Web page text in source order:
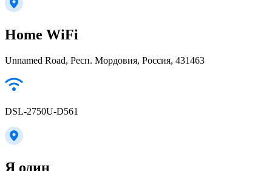
Home WiFi
Unnamed Road, Респ. Мордовия, Россия, 431463
DSL-2750U-D561
Я один